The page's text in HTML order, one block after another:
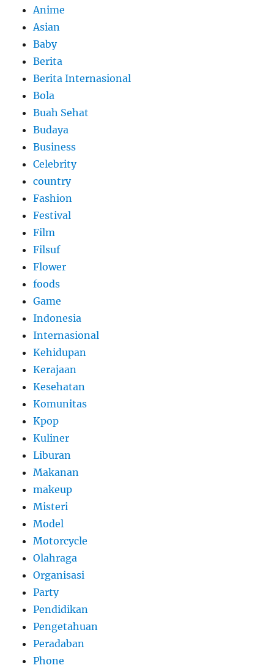
Anime
Asian
Baby
Berita
Berita Internasional
Bola
Buah Sehat
Budaya
Business
Celebrity
country
Fashion
Festival
Film
Filsuf
Flower
foods
Game
Indonesia
Internasional
Kehidupan
Kerajaan
Kesehatan
Komunitas
Kpop
Kuliner
Liburan
Makanan
makeup
Misteri
Model
Motorcycle
Olahraga
Organisasi
Party
Pendidikan
Pengetahuan
Peradaban
Phone